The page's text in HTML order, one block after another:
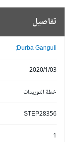
تفاصيل
Durba Ganguli;
2020/1/03
خطة التوريدات
STEP28356